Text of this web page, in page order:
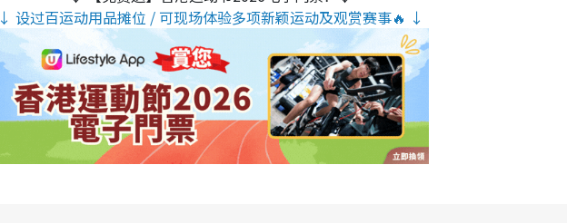
↓ 设过百运动用品摊位 / 可现场体验多项新颖运动及观赏赛事🔥 ↓